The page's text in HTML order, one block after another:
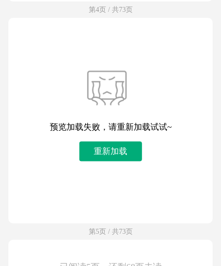
第4页 / 共73页
预览加载失败，请重新加载试试~
重新加载
第5页 / 共73页